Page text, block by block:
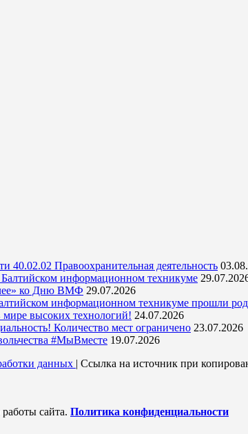
Правоохранительная деятельность
информационном техникуме
ко Дню ВМФ 29.07.2026
информационном техникуме прошли
высоких технологий! 24.07.2026
Количество мест ограничено 23.07.2026
#МыВместе 19.07.2026
данных | Ссылка на источник при
сайта. Политика конфиденциальности